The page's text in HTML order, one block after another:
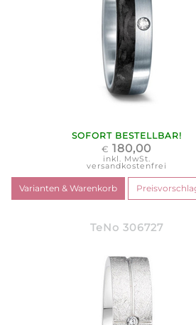
SOFORT BESTELLBAR!
€ 180,00
inkl. MwSt.
versandkostenfrei
TeNo 306727